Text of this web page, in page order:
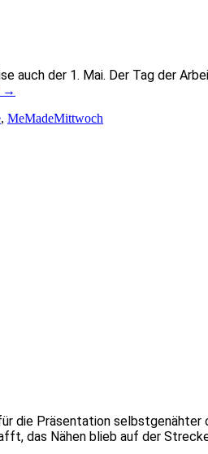
auch der 1. Mai. Der Tag der
→
, MeMadeMittwoch
die Präsentation
das Nähen blieb auf der